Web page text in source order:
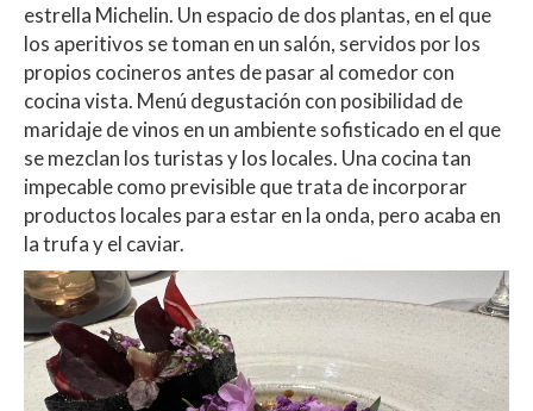
estrella Michelin. Un espacio de dos plantas, en el que
los aperitivos se toman en un salón, servidos por los
propios cocineros antes de pasar al comedor con
cocina vista. Menú degustación con posibilidad de
maridaje de vinos en un ambiente sofisticado en el que
se mezclan los turistas y los locales. Una cocina tan
impecable como previsible que trata de incorporar
productos locales para estar en la onda, pero acaba en
la trufa y el caviar.